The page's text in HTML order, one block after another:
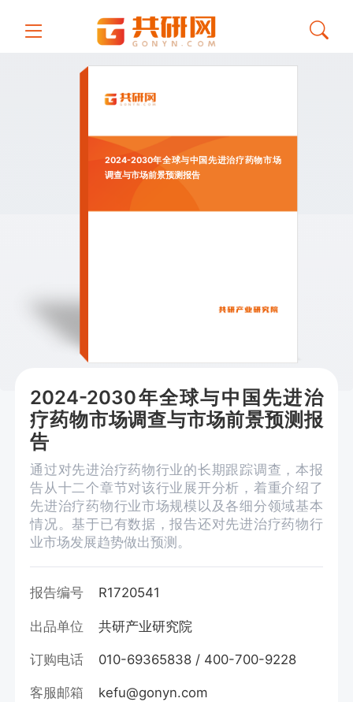
2024-2030年全球与中国先进治疗药物市场
调查与市场前景预测报告
2024-2030年全球与中国先进治
疗药物市场调查与市场前景预测报
告
通过对先进治疗药物行业的长期跟踪调查，本报
告从十二个章节对该行业展开分析，着重介绍了
先进治疗药物行业市场规模以及各细分领域基本
情况。基于已有数据，报告还对先进治疗药物行
业市场发展趋势做出预测。
报告编号 R1720541
出品单位 共研产业研究院
订购电话 010-69365838 / 400-700-9228
客服邮箱 kefu@gonyn.com